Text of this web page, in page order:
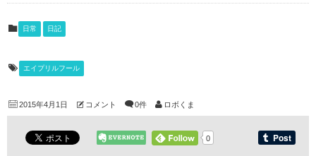
日常 日記
エイプリルフール
2015年4月1日 コメント 0件 ロボくま
0